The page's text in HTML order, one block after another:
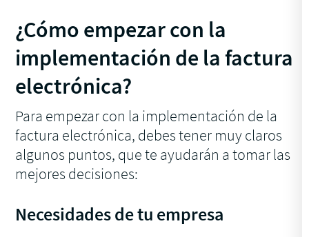
¿Cómo empezar con la
implementación de la factura
electrónica?
Para empezar con la implementación de la
factura electrónica, debes tener muy claros
algunos puntos, que te ayudarán a tomar las
mejores decisiones:
Necesidades de tu empresa